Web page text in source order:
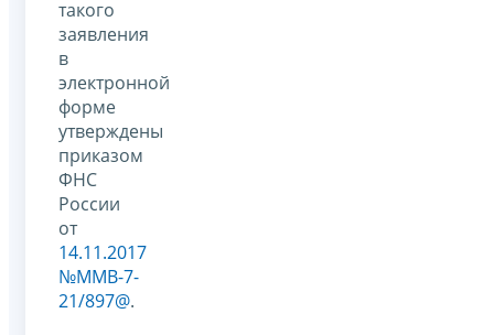
такого
заявления
в
электронной
форме
утверждены
приказом
ФНС
России
от
14.11.2017
№ММВ-7-
21/897@.